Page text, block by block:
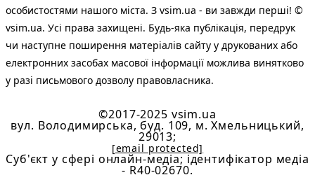
особистостями нашого міста. З vsim.ua - ви завжди перші! ©
vsim.ua. Усі права захищені. Будь-яка публiкацiя, передрук
чи наступне поширення матеріалів сайту у друкованих або
електронних засобах масової інформації можлива винятково
у разі письмового дозволу правовласника.
©2017-2025 vsim.ua
вул. Володимирська, буд. 109, м. Хмельницький,
29013;
[email protected]
Cуб'єкт у сфері онлайн-медіа; ідентифікатор медіа
- R40-02670.